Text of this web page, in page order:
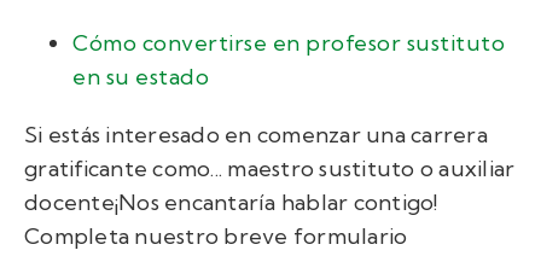
Cómo convertirse en profesor sustituto
en su estado
Si estás interesado en comenzar una carrera
gratificante como... maestro sustituto o auxiliar
docente¡Nos encantaría hablar contigo!
Completa nuestro breve formulario